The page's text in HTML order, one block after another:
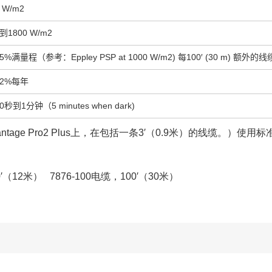
W/m2
1800 W/m2
满量程（参考：Eppley PSP at 1000 W/m2) 每100′ (30 m) 额外的线
每年
秒到1分钟（5 minutes when dark)
Pro2 Plus上，在包括一条3′（0.9米）的线缆。）使用
12米） 7876-100电缆，100′（30米）